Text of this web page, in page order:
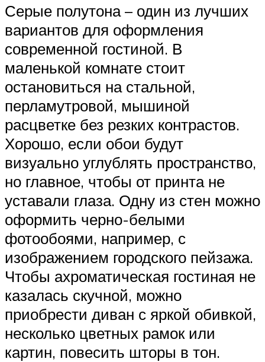
Серые полутона – один из лучших
вариантов для оформления
современной гостиной. В
маленькой комнате стоит
остановиться на стальной,
перламутровой, мышиной
расцветке без резких контрастов.
Хорошо, если обои будут
визуально углублять пространство,
но главное, чтобы от принта не
уставали глаза. Одну из стен можно
оформить черно-белыми
фотообоями, например, с
изображением городского пейзажа.
Чтобы ахроматическая гостиная не
казалась скучной, можно
приобрести диван с яркой обивкой,
несколько цветных рамок или
картин, повесить шторы в тон.